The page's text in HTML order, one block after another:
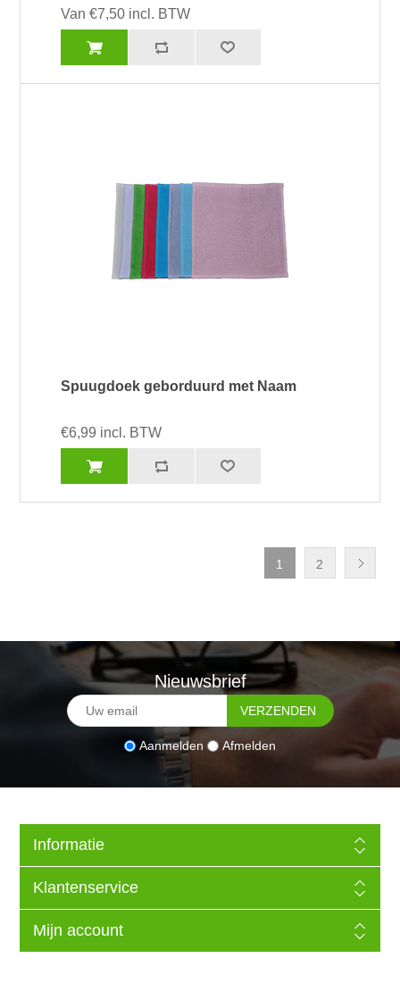
Van €7,50 incl. BTW
Spuugdoek geborduurd met Naam
€6,99 incl. BTW
1 2
Nieuwsbrief
Aanmelden Afmelden
Informatie
Klantenservice
Mijn account